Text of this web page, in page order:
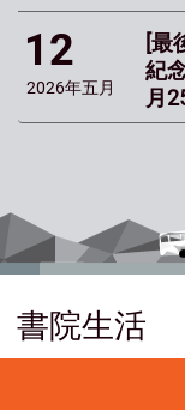
12
五月
2026年
[最
紀
月